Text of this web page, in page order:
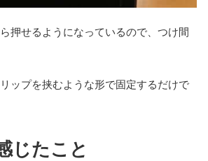
押せるようになっているので、つけ間
ップを挟むような形で固定するだけで
じたこと